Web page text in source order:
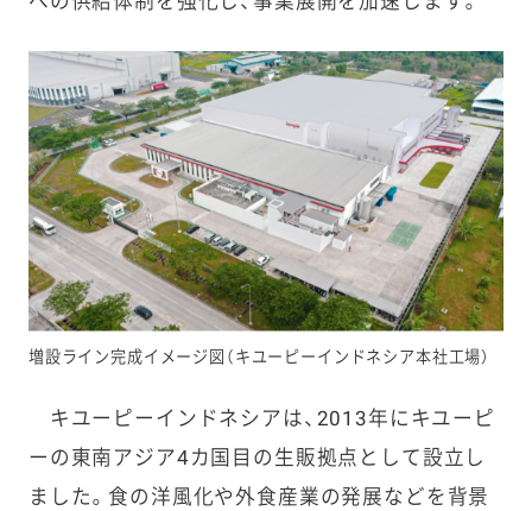
増設ライン完成イメージ図（キユーピーインドネシア本社工場）
キユーピーインドネシアは、2013年にキユーピ
ーの東南アジア4カ国目の生販拠点として設立し
ました。食の洋風化や外食産業の発展などを背景